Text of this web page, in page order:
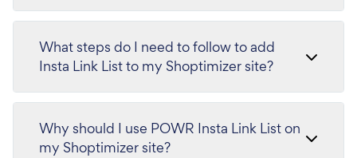
What steps do I need to follow to add
Insta Link List to my Shoptimizer site?
Why should I use POWR Insta Link List on
my Shoptimizer site?